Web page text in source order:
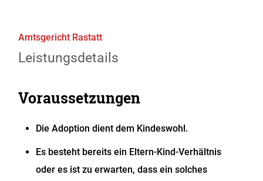
Amtsgericht Rastatt
Leistungsdetails
Voraussetzungen
Die Adoption dient dem Kindeswohl.
Es besteht bereits ein Eltern-Kind-Verhältnis
oder es ist zu erwarten, dass ein solches